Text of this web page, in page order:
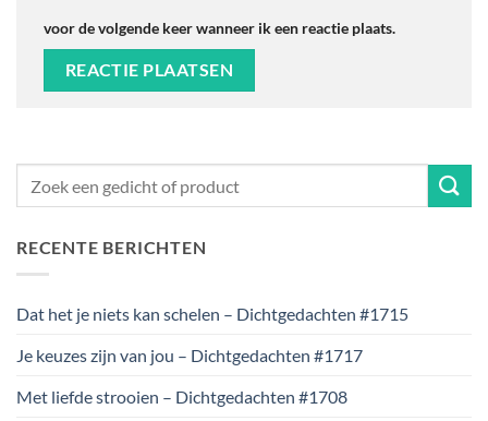
voor de volgende keer wanneer ik een reactie plaats.
RECENTE BERICHTEN
Dat het je niets kan schelen – Dichtgedachten #1715
Je keuzes zijn van jou – Dichtgedachten #1717
Met liefde strooien – Dichtgedachten #1708